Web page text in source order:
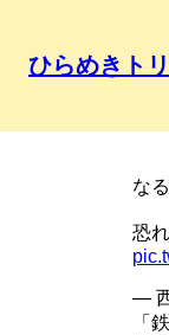
ひらめきト
な
恐
—
「